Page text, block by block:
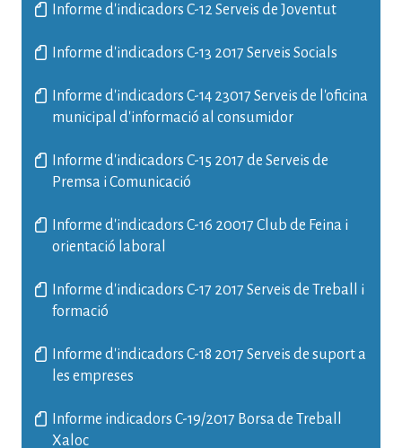
Informe d'indicadors C-12 Serveis de Joventut
Informe d'indicadors C-13 2017 Serveis Socials
Informe d'indicadors C-14 23017 Serveis de l'oficina
municipal d'informació al consumidor
Informe d'indicadors C-15 2017 de Serveis de
Premsa i Comunicació
Informe d'indicadors C-16 20017 Club de Feina i
orientació laboral
Informe d'indicadors C-17 2017 Serveis de Treball i
formació
Informe d'indicadors C-18 2017 Serveis de suport a
les empreses
Informe indicadors C-19/2017 Borsa de Treball
Xaloc